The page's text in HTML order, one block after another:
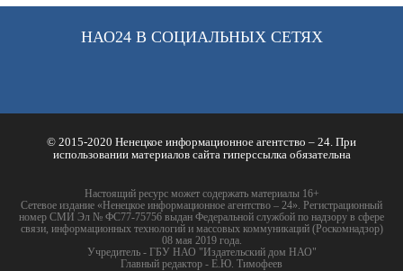
НАО24 В СОЦИАЛЬНЫХ СЕТЯХ
© 2015-2020 Ненецкое информационное агентство – 24. При
использовании материалов сайта гиперссылка обязательна
Настоящий ресурс может содержать материалы 16+
Сетевое издание «Ненецкое информационное агентство – 24». Регистрационный
номер СМИ Эл № ФС77-75756 выдан Федеральной службой по надзору в сфере
связи, информационных технологий и массовых коммуникаций (Роскомнадзор)
08 мая 2019 года.
Учредитель - ГБУ НАО "Издательский дом НАО"
Главный редактор - Е.Ю. Тимофеев